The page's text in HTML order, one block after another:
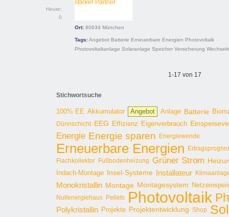
Heute:
0
Ort: 80634 München
Tags:Angebot Batterie Erneuerbare Energien Photovoltaik
Photovoltaikanlage Solaranlage Speicher Versicherung
1-17 von 17
Stichwortsuche
100% EE Akkumulator Angebot Anlage Batterie
Dünnschicht EEG Effizienz Eigenverbrauch
Energie Energie sparen Energiewende
Erneuerbare Energien
Flachkollektor Fußbodenheizung Grüner Strom
Indach-Montage Insel-Systeme Installateur
Monokristallin Montage Montagesystem
Nullenergiehaus Pellets Photovoltaik
Polykristallin Projekte Projektentwicklung Shop